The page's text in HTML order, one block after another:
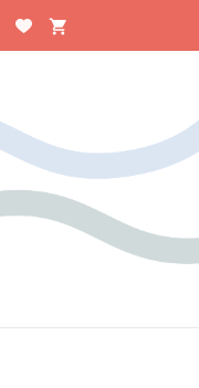
shopping_cart